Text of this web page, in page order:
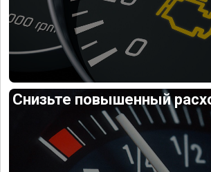
Снизьте повышенный